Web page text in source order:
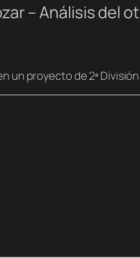
– Análisis del
un proyecto de 2ª División